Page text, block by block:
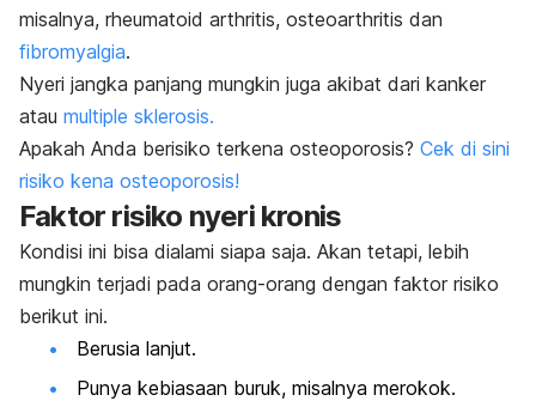
misalnya, rheumatoid arthritis, osteoarthritis dan
fibromyalgia.
Nyeri jangka panjang mungkin juga akibat dari kanker
atau multiple sklerosis.
Apakah Anda berisiko terkena osteoporosis? Cek di sini
risiko kena osteoporosis!
Faktor risiko nyeri kronis
Kondisi ini bisa dialami siapa saja. Akan tetapi, lebih
mungkin terjadi pada orang-orang dengan faktor risiko
berikut ini.
Berusia lanjut.
Punya kebiasaan buruk, misalnya merokok.